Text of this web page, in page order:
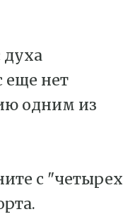
духа
еще нет
одним из
с "четырех